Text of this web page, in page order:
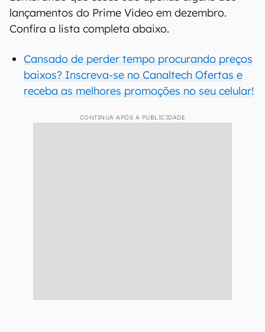
lançamentos do Prime Video em dezembro.
Confira a lista completa abaixo.
Cansado de perder tempo procurando preços
baixos? Inscreva-se no Canaltech Ofertas e
receba as melhores promoções no seu celular!
CONTINUA APÓS A PUBLICIDADE